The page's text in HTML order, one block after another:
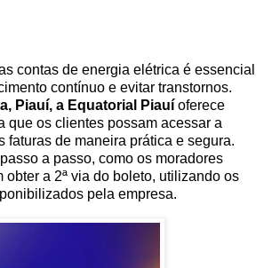
contas de energia elétrica é essencial
contínuo e evitar transtornos.
Piauí, a Equatorial Piauí oferece
que os clientes possam acessar a
faturas de maneira prática e segura.
a passo, como os moradores
obter a 2ª via do boleto, utilizando os
pela empresa.